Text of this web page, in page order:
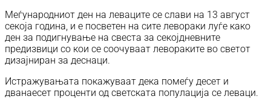
Меѓународниот ден на леваците се слави на 13 август
секоја година, и е посветен на сите левораки луѓе како
ден за подигнување на свеста за секојдневните
предизвици со кои се соочуваат левораките во светот
дизајниран за деснаци.
Истражувањата покажуваат дека помеѓу десет и
дванаесет проценти од светската популација се леваци.